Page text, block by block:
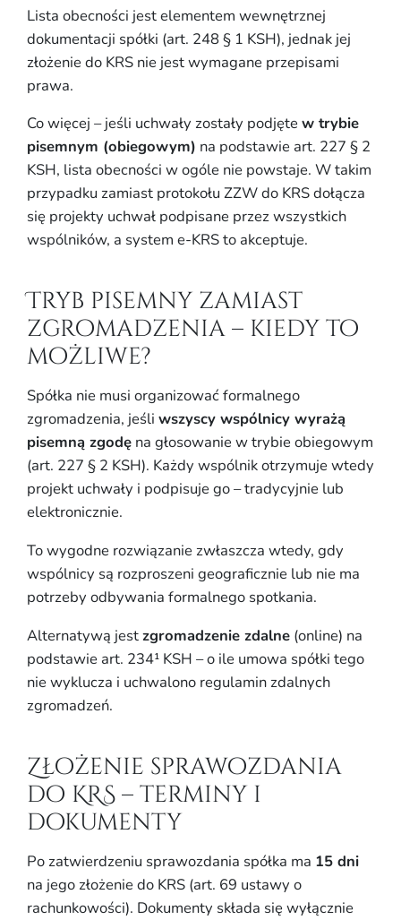
Lista obecności jest elementem wewnętrznej
dokumentacji spółki (art. 248 § 1 KSH), jednak jej
złożenie do KRS nie jest wymagane przepisami
prawa.
Co więcej – jeśli uchwały zostały podjęte w trybie
pisemnym (obiegowym) na podstawie art. 227 § 2
KSH, lista obecności w ogóle nie powstaje. W takim
przypadku zamiast protokołu ZZW do KRS dołącza
się projekty uchwał podpisane przez wszystkich
wspólników, a system e-KRS to akceptuje.
Tryb pisemny zamiast
zgromadzenia – kiedy to
możliwe?
Spółka nie musi organizować formalnego
zgromadzenia, jeśli wszyscy wspólnicy wyrażą
pisemną zgodę na głosowanie w trybie obiegowym
(art. 227 § 2 KSH). Każdy wspólnik otrzymuje wtedy
projekt uchwały i podpisuje go – tradycyjnie lub
elektronicznie.
To wygodne rozwiązanie zwłaszcza wtedy, gdy
wspólnicy są rozproszeni geograficznie lub nie ma
potrzeby odbywania formalnego spotkania.
Alternatywą jestzgromadzenie zdalne (online) na
podstawie art. 234¹ KSH – o ile umowa spółki tego
nie wyklucza i uchwalono regulamin zdalnych
zgromadzeń.
Złożenie sprawozdania
do KRS – terminy i
dokumenty
Po zatwierdzeniu sprawozdania spółka ma 15 dni
na jego złożenie do KRS (art. 69 ustawy o
rachunkowości). Dokumenty składa się wyłącznie